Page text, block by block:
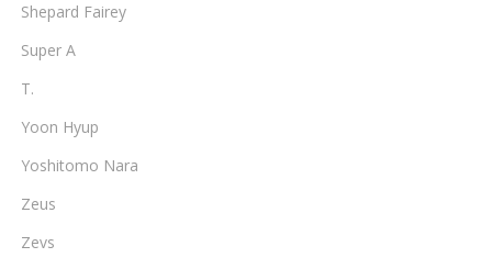
Shepard Fairey
Super A
T.
Yoon Hyup
Yoshitomo Nara
Zeus
Zevs